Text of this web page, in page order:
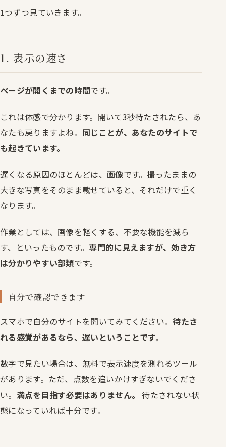
1つずつ見ていきます。
1. 表示の速さ
ページが開くまでの時間です。
これは体感で分かります。開いて3秒待たされたら、あ
なたも戻りますよね。 同じことが、あなたのサイトで
も起きています。
遅くなる原因のほとんどは、 画像です。撮ったままの
大きな写真をそのまま載せていると、それだけで重く
なります。
作業としては、画像を軽くする、不要な機能を減ら
す、といったものです。専門的に見えますが、効き方
は分かりやすい部類です。
自分で確認できます
スマホで自分のサイトを開いてみてください。 待たさ
れる感覚があるなら、遅いということです。
数字で見たい場合は、無料で表示速度を測れるツール
があります。ただ、点数を追いかけすぎないでくださ
い。 満点を目指す必要はありません。 待たされない状
態になっていれば十分です。